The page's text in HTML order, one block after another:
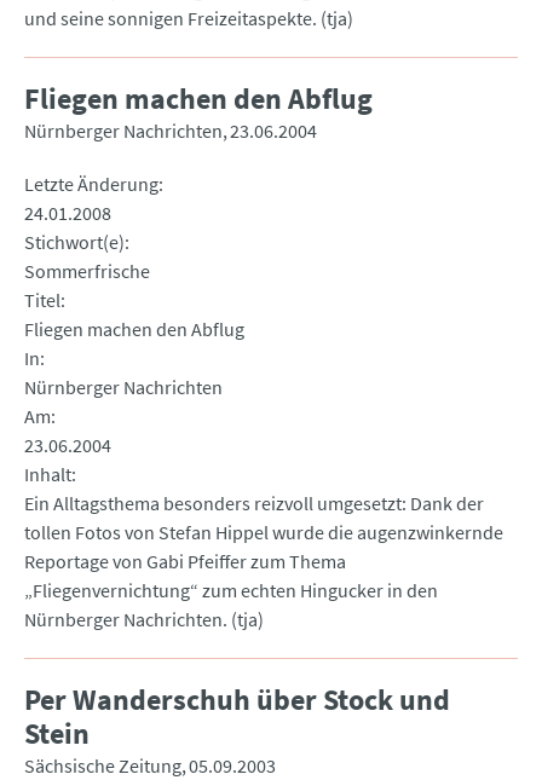
und seine sonnigen Freizeitaspekte. (tja)
Fliegen machen den Abflug
Nürnberger Nachrichten 23.06.2004
Letzte Änderung
24.01.2008
Stichwort(e)
Sommerfrische
Titel
Fliegen machen den Abflug
In
Nürnberger Nachrichten
Am
23.06.2004
Inhalt
Ein Alltagsthema besonders reizvoll umgesetzt: Dank der
tollen Fotos von Stefan Hippel wurde die augenzwinkernde
Reportage von Gabi Pfeiffer zum Thema
„Fliegenvernichtung“ zum echten Hingucker in den
Nürnberger Nachrichten. (tja)
Per Wanderschuh über Stock und
Stein
Sächsische Zeitung 05.09.2003